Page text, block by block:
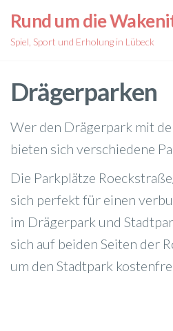
Inhalt
springen
Rund um die
Spiel, Sport und Erholung in Lübeck
Drägerparken
Wer den Drägerpark mit
bieten sich verschiedene
Die Parkplätze
sich perfekt für einen
im Drägerpark und
sich auf beiden Seiten der
um den Stadtpark